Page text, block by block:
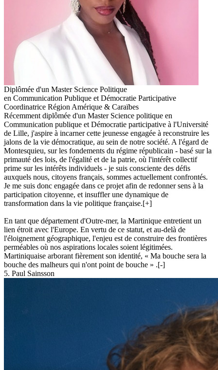
Diplômée d'un Master Science Politique
en Communication Publique et Démocratie Participative
Coordinatrice Région Amérique & Caraïbes
Récemment diplômée d'un Master Science politique en
Communication publique et Démocratie participative à l'Université
de Lille, j'aspire à incarner cette jeunesse engagée à reconstruire les
jalons de la vie démocratique, au sein de notre société. A l'égard de
Montesquieu, sur les fondements du régime républicain - basé sur la
primauté des lois, de l'égalité et de la patrie, où l'intérêt collectif
prime sur les intérêts individuels - je suis consciente des défis
auxquels nous, citoyens français, sommes actuellement confrontés.
Je me suis donc engagée dans ce projet afin de redonner sens à la
participation citoyenne, et insuffler une dynamique de
transformation dans la vie politique française.[+]
En tant que département d'Outre-mer, la Martinique entretient un
lien étroit avec l'Europe. En vertu de ce statut, et au-delà de
l'éloignement géographique, l'enjeu est de construire des frontières
perméables où nos aspirations locales soient légitimées.
Martiniquaise arborant fièrement son identité, « Ma bouche sera la
bouche des malheurs qui n'ont point de bouche » .[-]
5. Paul Sainsson